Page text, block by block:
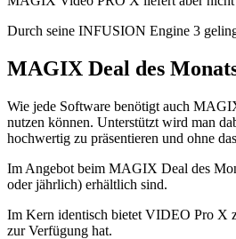
Durch seine INFUSION Engine 3
MAGIX Deal des
Wie jede Software benötigt auch
nutzen können. Unterstützt wird man
hochwertig zu präsentieren und ohne
Im Angebot beim MAGIX Deal des
oder jährlich) erhältlich sind.
Im Kern identisch bietet VIDEO Pro X
zur Verfügung hat.